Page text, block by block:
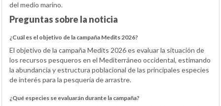
del medio marino.
Preguntas sobre la noticia
¿Cuál es el objetivo de la campaña Medits 2026?
El objetivo de la campaña Medits 2026 es evaluar la situación de
los recursos pesqueros en el Mediterráneo occidental, estimando
la abundancia y estructura poblacional de las principales especies
de interés para la pesquería de arrastre.
¿Qué especies se evaluarán durante la campaña?